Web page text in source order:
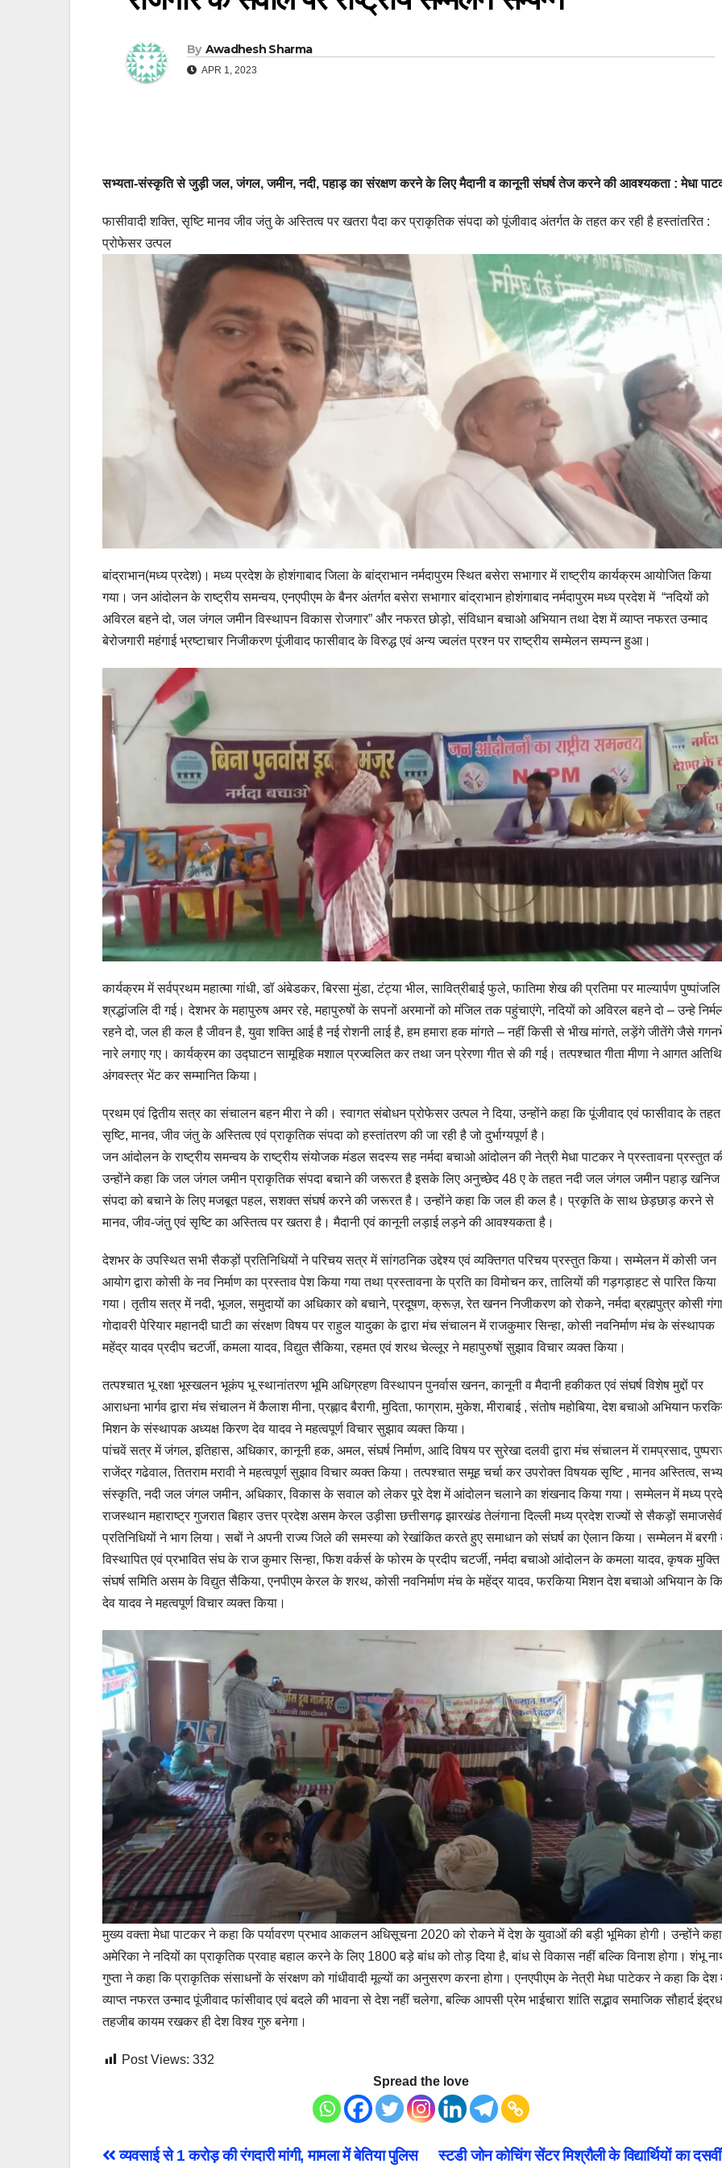
By Awadhesh Sharma
APR 1, 2023
सभ्यता-संस्कृति से जुड़ी जल, जंगल, जमीन, नदी, पहाड़ का संरक्षण करने के लिए मैदानी व कानूनी संघर्ष तेज करने की आवश्यकता : मेधा
फासीवादी शक्ति, सृष्टि मानव जीव जंतु के अस्तित्व पर खतरा पैदा कर प्राकृतिक संपदा को पूंजीवाद अंतर्गत के तहत कर रही है हस्तांतरित :
प्रोफेसर उत्पल
बांद्राभान(मध्य प्रदेश)। मध्य प्रदेश के होशंगाबाद जिला के बांद्राभान नर्मदापुरम स्थित बसेरा सभागार में राष्ट्रीय कार्यक्रम आयोजित किया
गया। जन आंदोलन के राष्ट्रीय समन्वय, एनएपीएम के बैनर अंतर्गत बसेरा सभागार बांद्राभान होशंगाबाद नर्मदापुरम मध्य प्रदेश में “नदियों को
अविरल बहने दो, जल जंगल जमीन विस्थापन विकास रोजगार” और नफरत छोड़ो, संविधान बचाओ अभियान तथा देश में व्याप्त नफरत उन्माद
बेरोजगारी महंगाई भ्रष्टाचार निजीकरण पूंजीवाद फासीवाद के विरुद्ध एवं अन्य ज्वलंत प्रश्न पर राष्ट्रीय सम्मेलन सम्पन्न हुआ।
कार्यक्रम में सर्वप्रथम महात्मा गांधी, डॉ अंबेडकर, बिरसा मुंडा, टंट्या भील, सावित्रीबाई फुले, फातिमा शेख की प्रतिमा पर माल्यार्पण
श्रद्धांजलि दी गई। देशभर के महापुरुष अमर रहे, महापुरुषों के सपनों अरमानों को मंजिल तक पहुंचाएंगे, नदियों को अविरल बहने दो – उन्हे
रहने दो, जल ही कल है जीवन है, युवा शक्ति आई है नई रोशनी लाई है, हम हमारा हक मांगते – नहीं किसी से भीख मांगते, लड़ेंगे जीतेंगे जैसे
नारे लगाए गए। कार्यक्रम का उद्घाटन सामूहिक मशाल प्रज्वलित कर तथा जन प्रेरणा गीत से की गई। तत्पश्चात गीता मीणा ने आगत
अंगवस्त्र भेंट कर सम्मानित किया।
प्रथम एवं द्वितीय सत्र का संचालन बहन मीरा ने की। स्वागत संबोधन प्रोफेसर उत्पल ने दिया, उन्होंने कहा कि पूंजीवाद एवं फासीवाद के तहत
सृष्टि, मानव, जीव जंतु के अस्तित्व एवं प्राकृतिक संपदा को हस्तांतरण की जा रही है जो दुर्भाग्यपूर्ण है।
जन आंदोलन के राष्ट्रीय समन्वय के राष्ट्रीय संयोजक मंडल सदस्य सह नर्मदा बचाओ आंदोलन की नेत्री मेधा पाटकर ने प्रस्तावना प्रस्तुत
उन्होंने कहा कि जल जंगल जमीन प्राकृतिक संपदा बचाने की जरूरत है इसके लिए अनुच्छेद 48 ए के तहत नदी जल जंगल जमीन पहाड़ खनिज
संपदा को बचाने के लिए मजबूत पहल, सशक्त संघर्ष करने की जरूरत है। उन्होंने कहा कि जल ही कल है। प्रकृति के साथ छेड़छाड़ करने से
मानव, जीव-जंतु एवं सृष्टि का अस्तित्व पर खतरा है। मैदानी एवं कानूनी लड़ाई लड़ने की आवश्यकता है।
देशभर के उपस्थित सभी सैकड़ों प्रतिनिधियों ने परिचय सत्र में सांगठनिक उद्देश्य एवं व्यक्तिगत परिचय प्रस्तुत किया। सम्मेलन में कोसी जन
आयोग द्वारा कोसी के नव निर्माण का प्रस्ताव पेश किया गया तथा प्रस्तावना के प्रति का विमोचन कर, तालियों की गड़गड़ाहट से पारित किया
गया। तृतीय सत्र में नदी, भूजल, समुदायों का अधिकार को बचाने, प्रदूषण, क्रूज़, रेत खनन निजीकरण को रोकने, नर्मदा ब्रह्मपुत्र कोसी गंगा
गोदावरी पेरियार महानदी घाटी का संरक्षण विषय पर राहुल यादुका के द्वारा मंच संचालन में राजकुमार सिन्हा, कोसी नवनिर्माण मंच के संस्थापक
महेंद्र यादव प्रदीप चटर्जी, कमला यादव, विद्युत सैकिया, रहमत एवं शरथ चेल्लूर ने महापुरुषों सुझाव विचार व्यक्त किया।
तत्पश्चात भू रक्षा भूस्खलन भूकंप भू स्थानांतरण भूमि अधिग्रहण विस्थापन पुनर्वास खनन, कानूनी व मैदानी हकीकत एवं संघर्ष विशेष मुद्दों पर
आराधना भार्गव द्वारा मंच संचालन में कैलाश मीना, प्रह्लाद बैरागी, मुदिता, फाग्राम, मुकेश, मीराबाई , संतोष महोबिया, देश बचाओ अभियान
मिशन के संस्थापक अध्यक्ष किरण देव यादव ने महत्वपूर्ण विचार सुझाव व्यक्त किया।
पांचवें सत्र में जंगल, इतिहास, अधिकार, कानूनी हक, अमल, संघर्ष निर्माण, आदि विषय पर सुरेखा दलवी द्वारा मंच संचालन में रामप्रसाद,
राजेंद्र गढेवाल, तितराम मरावी ने महत्वपूर्ण सुझाव विचार व्यक्त किया। तत्पश्चात समूह चर्चा कर उपरोक्त विषयक सृष्टि , मानव अस्तित्व,
संस्कृति, नदी जल जंगल जमीन, अधिकार, विकास के सवाल को लेकर पूरे देश में आंदोलन चलाने का शंखनाद किया गया। सम्मेलन में मध्य
राजस्थान महाराष्ट्र गुजरात बिहार उत्तर प्रदेश असम केरल उड़ीसा छत्तीसगढ़ झारखंड तेलंगाना दिल्ली मध्य प्रदेश राज्यों से सैकड़ों
प्रतिनिधियों ने भाग लिया। सबों ने अपनी राज्य जिले की समस्या को रेखांकित करते हुए समाधान को संघर्ष का ऐलान किया। सम्मेलन में बरगी
विस्थापित एवं प्रभावित संघ के राज कुमार सिन्हा, फिश वर्कर्स के फोरम के प्रदीप चटर्जी, नर्मदा बचाओ आंदोलन के कमला यादव, कृषक मुक्ति
संघर्ष समिति असम के विद्युत सैकिया, एनपीएम केरल के शरथ, कोसी नवनिर्माण मंच के महेंद्र यादव, फरकिया मिशन देश बचाओ अभियान के
देव यादव ने महत्वपूर्ण विचार व्यक्त किया।
मुख्य वक्ता मेधा पाटकर ने कहा कि पर्यावरण प्रभाव आकलन अधिसूचना 2020 को रोकने में देश के युवाओं की बड़ी भूमिका होगी। उन्होंने
अमेरिका ने नदियों का प्राकृतिक प्रवाह बहाल करने के लिए 1800 बड़े बांध को तोड़ दिया है, बांध से विकास नहीं बल्कि विनाश होगा। शंभू
गुप्ता ने कहा कि प्राकृतिक संसाधनों के संरक्षण को गांधीवादी मूल्यों का अनुसरण करना होगा। एनएपीएम के नेत्री मेधा पाटेकर ने कहा कि देश
व्याप्त नफरत उन्माद पूंजीवाद फांसीवाद एवं बदले की भावना से देश नहीं चलेगा, बल्कि आपसी प्रेम भाईचारा शांति सद्भाव समाजिक सौहार्द
तहजीब कायम रखकर ही देश विश्व गुरु बनेगा।
Post Views: 332
Spread the love
Post स्टडी जोन कोचिंग सेंटर मिश्रौली के विद्यार्थियों का
व्यवसाई से 1 करोड़ की रंगदारी मांगी, मामला में बेतिया पुलिस